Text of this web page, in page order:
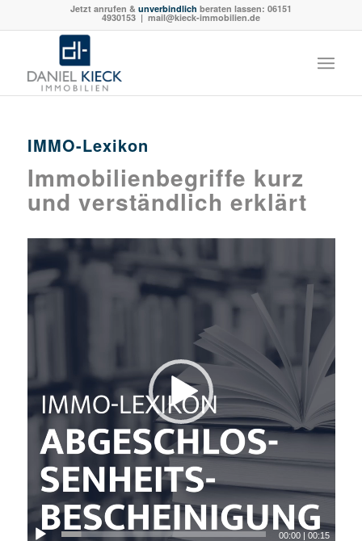
Jetzt anrufen & unverbindlich beraten lassen: 06151
4930153| mail@kieck-immobilien.de
IMMO-Lexikon
Immobilienbegriffe kurz
und verständlich erklärt
00:00 |00:15